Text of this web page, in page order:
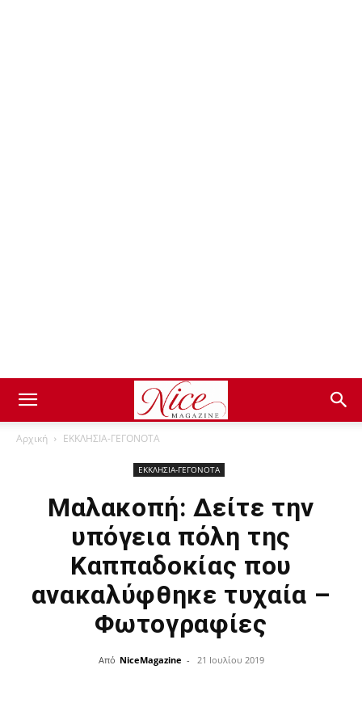
Αρχική ΕΚΚΛΗΣΙΑ-ΓΕΓΟΝΟΤΑ
ΕΚΚΛΗΣΙΑ-ΓΕΓΟΝΟΤΑ
Μαλακοπή: Δείτε την
υπόγεια πόλη της
Καππαδοκίας που
ανακαλύφθηκε τυχαία –
Φωτογραφίες
Από NiceMagazine - 21 Ιουλίου 2019